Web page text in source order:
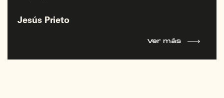
Jesús Prieto
Ver más